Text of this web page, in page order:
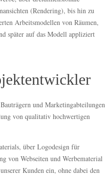
(Rendering), bis hin zu
Arbeitsmodellen von Räumen,
später auf das Modell appliziert
und Marketingabteilungen
von qualitativ hochwertigen
über Logodesign für
von Webseiten und Werbematerial
Kunden ein, ohne dabei den